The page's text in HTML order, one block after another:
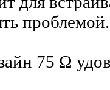
75 Ω